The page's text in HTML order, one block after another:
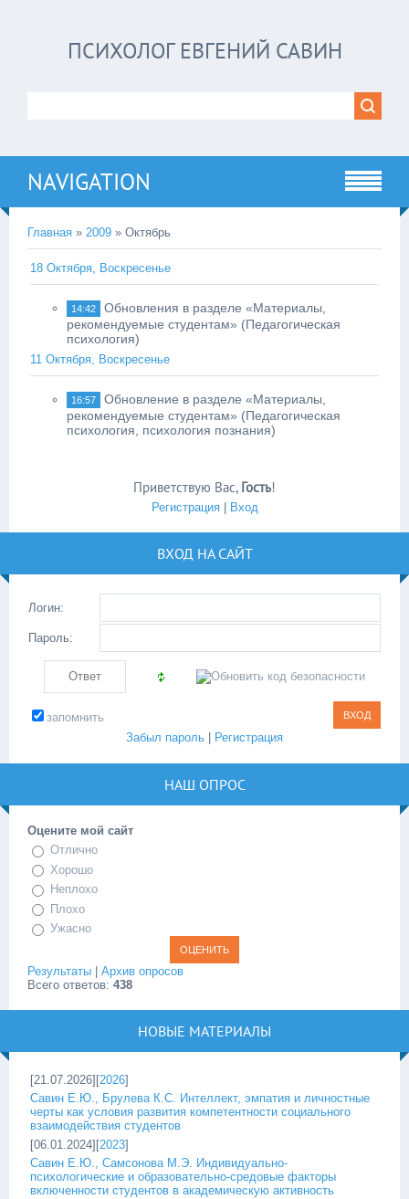
ПСИХОЛОГ ЕВГЕНИЙ САВИН
NAVIGATION
Главная » 2009 » Октябрь
18 Октября, Воскресенье
14:42
Обновления в разделе «Материалы,
рекомендуемые студентам» (Педагогическая
психология)
11 Октября, Воскресенье
16:57
Обновление в разделе «Материалы,
рекомендуемые студентам» (Педагогическая
психология, психология познания)
Приветствую Вас, Гость!
Регистрация| Вход
ВХОД НА САЙТ
Логин:
Пароль:
запомнить
Забыл пароль
Регистрация
НАШ ОПРОС
Оцените мой сайт
Отлично
Хорошо
Неплохо
Плохо
Ужасно
Результаты
Архив опросов
Всего ответов: 438
НОВЫЕ МАТЕРИАЛЫ
[21.07.2026][2026]
Савин Е.Ю., Брулева К.С. Интеллект, эмпатия и личностные
черты как условия развития компетентности социального
взаимодействия студентов
[06.01.2024][2023]
Савин Е.Ю., Самсонова М.Э. Индивидуально-
психологические и образовательно-средовые факторы
включенности студентов в академическую активность